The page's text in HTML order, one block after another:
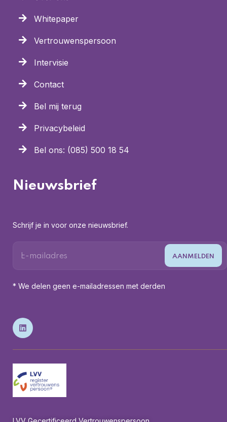
Whitepaper
Vertrouwenspersoon
Intervisie
Contact
Bel mij terug
Privacybeleid
Bel ons: (085) 500 18 54
Nieuwsbrief
Schrijf je in voor onze nieuwsbrief.
* We delen geen e-mailadressen met derden